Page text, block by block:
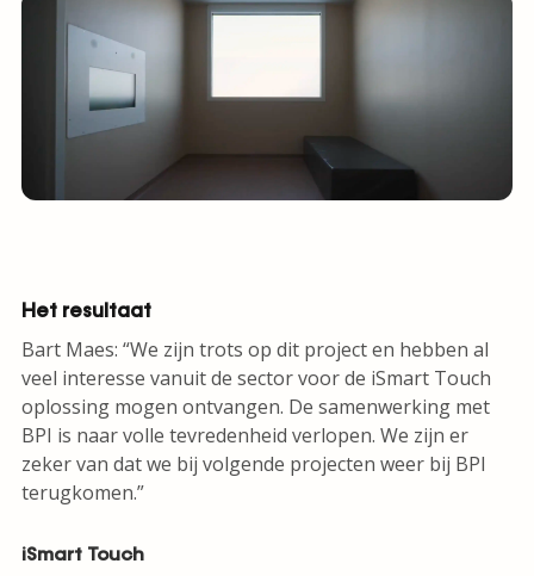
Het resultaat
Bart Maes: “We zijn trots op dit project en hebben al
veel interesse vanuit de sector voor de iSmart Touch
oplossing mogen ontvangen. De samenwerking met
BPI is naar volle tevredenheid verlopen. We zijn er
zeker van dat we bij volgende projecten weer bij BPI
terugkomen.”
iSmart Touch